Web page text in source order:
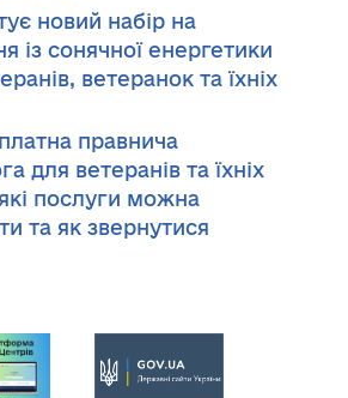
новий набір на
із сонячної енергетики
ветеранок та їхніх
правнича
для ветеранів та їхніх
послуги можна
та як звернутися